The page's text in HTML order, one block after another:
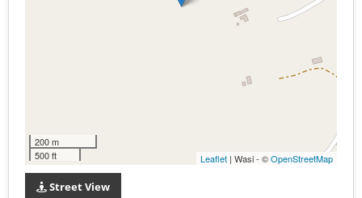
200 m
500 ft
Leaflet | Wasi - ©OpenStreetMap
Street View